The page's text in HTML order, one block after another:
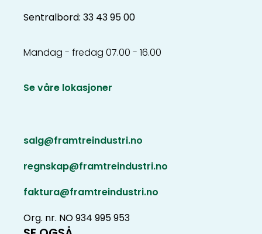
Sentralbord: 33 43 95 00
Mandag - fredag 07.00 - 16.00
Se våre lokasjoner
salg@framtreindustri.no
regnskap@framtreindustri.no
faktura@framtreindustri.no
Org. nr. NO 934 995 953